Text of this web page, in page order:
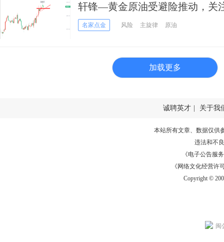
轩锋—黄金原油受避险推动，关
名家点金 风险 主旋律 原油
加载更多
诚聘英才 关于我
本站所有文章、数据仅供
违法和不
《电子公告服务
《网络文化经营许
Copyright ©
闽